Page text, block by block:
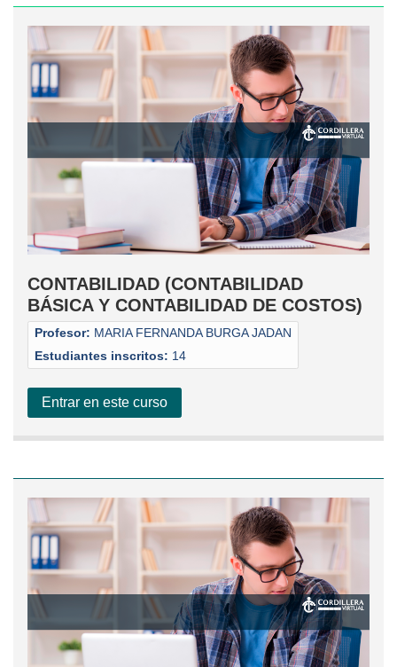
CONTABILIDAD (CONTABILIDAD
BÁSICA Y CONTABILIDAD DE COSTOS)
Profesor: MARIA FERNANDA BURGA JADAN
Estudiantes inscritos: 14
Entrar en este curso